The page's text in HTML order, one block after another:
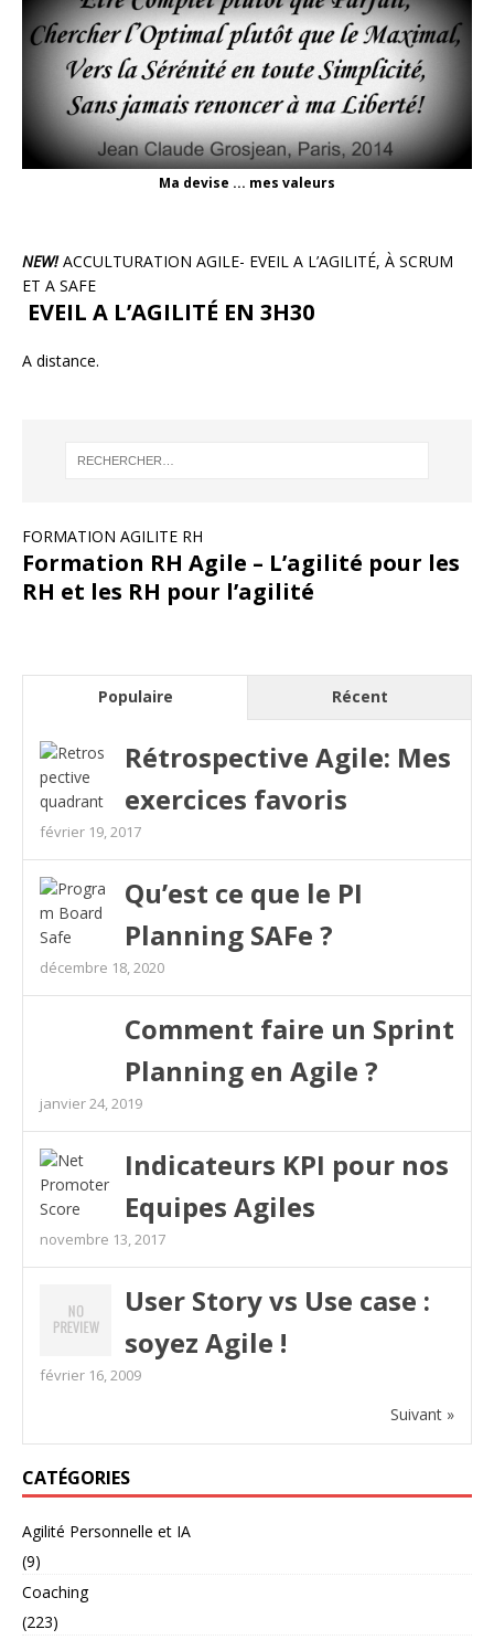
Ma devise ... mes valeurs
NEW!ACCULTURATION AGILE- EVEIL A L’AGILITÉ, À SCRUM
ET A SAFE
EVEIL A L’AGILITÉ EN 3H30
A distance.
FORMATION AGILITE RH
Formation RH Agile – L’agilité pour les
RH et les RH pour l’agilité
Populaire Récent
Rétrospective Agile: Mes
exercices favoris
février 19, 2017
Qu’est ce que le PI
Planning SAFe ?
décembre 18, 2020
Comment faire un Sprint
Planning en Agile ?
janvier 24, 2019
Indicateurs KPI pour nos
Equipes Agiles
novembre 13, 2017
User Story vs Use case :
soyez Agile !
février 16, 2009
Suivant »
CATÉGORIES
Agilité Personnelle et IA
(9)
Coaching
(223)